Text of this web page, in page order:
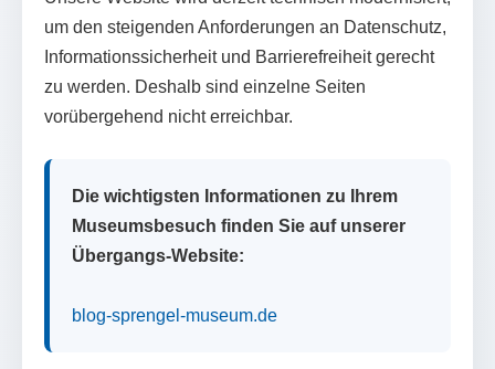
um den steigenden Anforderungen an Datenschutz,
Informationssicherheit und Barrierefreiheit gerecht
zu werden. Deshalb sind einzelne Seiten
vorübergehend nicht erreichbar.
Die wichtigsten Informationen zu Ihrem
Museumsbesuch finden Sie auf unserer
Übergangs-Website:
blog-sprengel-museum.de